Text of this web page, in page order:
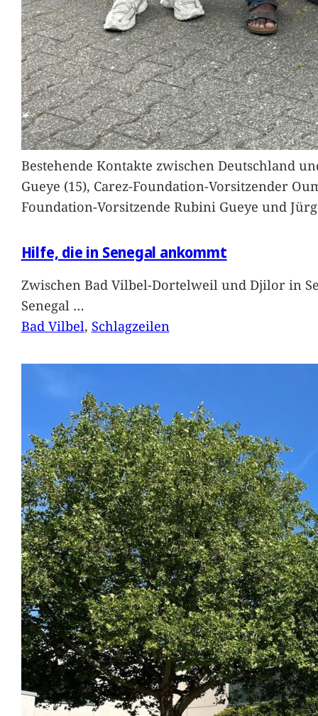
Bestehende Kontakte zwischen Deutschland
Gueye (15), Carez-Foundation-Vorsitzender
Foundation-Vorsitzende Rubini Gueye und
Hilfe, die in Senegal ankommt
Zwischen Bad Vilbel-Dortelweil und Djilor in
Senegal …
Bad Vilbel, Schlagzeilen